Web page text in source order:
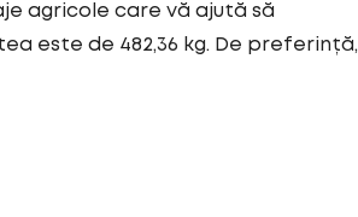
agricole care vă ajută să
este de 482,36 kg. De preferință,